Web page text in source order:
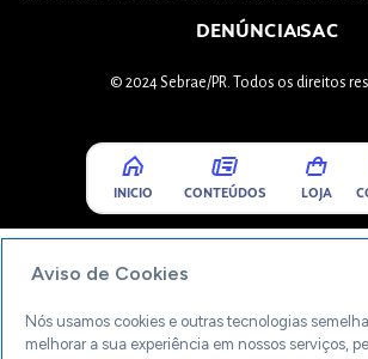
DENÚNCIASAC
© 2024 Sebrae/PR. Todos os direitos
INICIO CONTEÚDOS LOJA
Aviso de Cookies
Nós usamos cookies e outras tecnologias
melhorar a sua experiência em nossos serviços,